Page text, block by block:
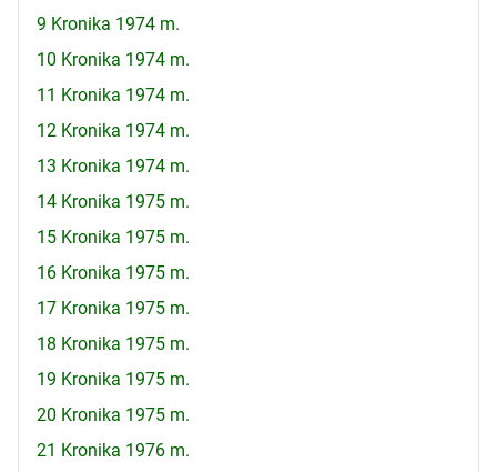
9 Kronika 1974 m.
10 Kronika 1974 m.
11 Kronika 1974 m.
12 Kronika 1974 m.
13 Kronika 1974 m.
14 Kronika 1975 m.
15 Kronika 1975 m.
16 Kronika 1975 m.
17 Kronika 1975 m.
18 Kronika 1975 m.
19 Kronika 1975 m.
20 Kronika 1975 m.
21 Kronika 1976 m.